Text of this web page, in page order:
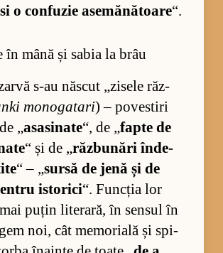
o con­fu­zie ase­mă­nă­toare“.
mână și sabia la brâu
s-au năs­cut „zi­sele răz­
mo­no­ga­tari) – po­ves­tiri
„asasinate“, de „fapte de
“ și de „răz­bu­nări în­de­
“ – „sursă de jenă și de
is­to­rici“. Func­ția lor
pu­țin li­te­ra­ră, în sen­sul în
noi, cât me­mo­ri­ală și spi­